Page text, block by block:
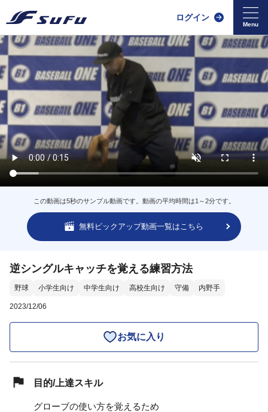
ログイン
この動画は5秒のサンプル動画です。動画の平均時間は1～2分です。
無料ピックアップ動画一覧はこちら
逆シングルキャッチを覚える練習方法
野球 小学生向け 中学生向け 高校生向け 守備 内野手
2023/12/06
お気に入り
目的/上達スキル
グローブの使い方を覚えるため